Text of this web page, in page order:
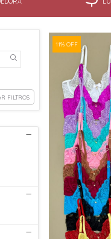
FILTROS
11% OFF